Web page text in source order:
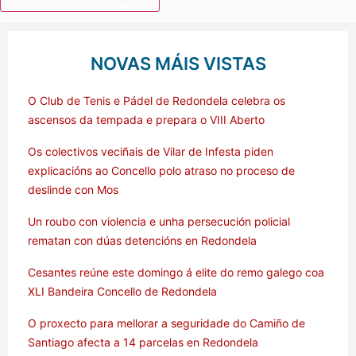
NOVAS MÁIS VISTAS
O Club de Tenis e Pádel de Redondela celebra os
ascensos da tempada e prepara o VIII Aberto
Os colectivos veciñais de Vilar de Infesta piden
explicacións ao Concello polo atraso no proceso de
deslinde con Mos
Un roubo con violencia e unha persecución policial
rematan con dúas detencións en Redondela
Cesantes reúne este domingo á elite do remo galego coa
XLI Bandeira Concello de Redondela
O proxecto para mellorar a seguridade do Camiño de
Santiago afecta a 14 parcelas en Redondela